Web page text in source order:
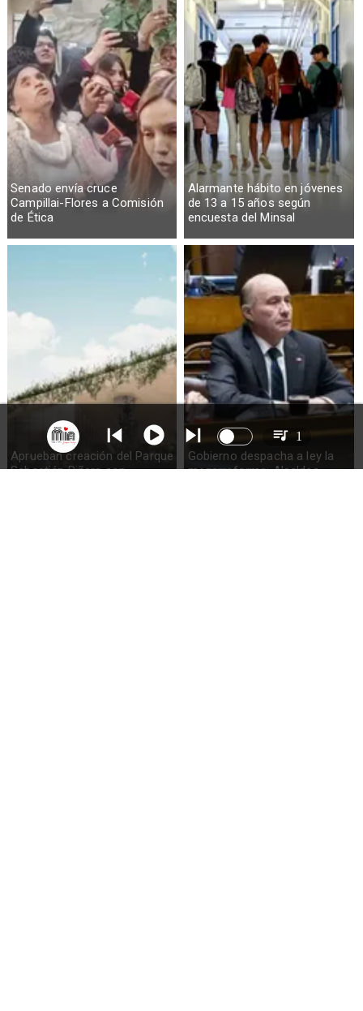
Senado envía cruce
Campillai-Flores a Comisión
de Ética
Alarmante hábito en jóvenes
de 13 a 15 años según
encuesta del Minsal
Aprueban creación del Parque
Sebastián Piñera con
Gobierno despacha a ley la
megarreforma: Alcaldes
1